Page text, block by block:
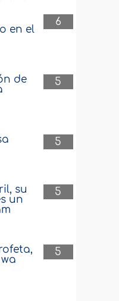
6
en el
5
de
5
5
su
un
5